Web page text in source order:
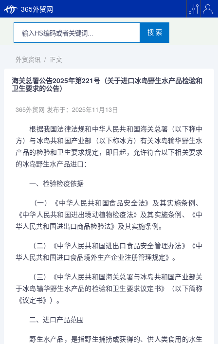
365外贸网
搜 索
外贸资讯 / 正文
海关总署公告2025年第221号（关于进口冰岛野生水产品检验和
卫生要求的公告）
365外贸网 发布于：2025年11月13日
根据我国法律法规和中华人民共和国海关总署（以下称中
方）与冰岛共和国产业部（以下称冰方）有关冰岛输华野生水
产品的检验和卫生要求规定，即日起，允许符合以下相关要求
的冰岛野生水产品进口：
一、检验检疫依据
（一）《中华人民共和国食品安全法》及其实施条例、
《中华人民共和国进出境动植物检疫法》及其实施条例、《中
华人民共和国进出口商品检验法》及其实施条例。
（二）《中华人民共和国进出口食品安全管理办法》《中
华人民共和国进口食品境外生产企业注册管理规定》。
（三）《中华人民共和国海关总署与冰岛共和国产业部关
于冰岛输华野生水产品的检验和卫生要求议定书》（以下简称
《议定书》）。
二、进口产品范围
野生水产品，是指野生捕捞或获得的、供人类食用的水生